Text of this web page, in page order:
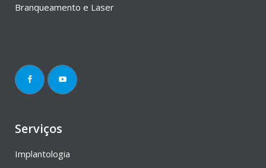
Branqueamento e Laser
Serviços
Implantologia